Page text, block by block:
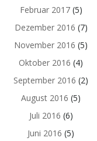
Februar 2017(5)
Dezember 2016 (7)
November 2016 (5)
Oktober 2016 (4)
September 2016 (2)
August 2016 (5)
Juli 2016 (6)
Juni 2016 (5)